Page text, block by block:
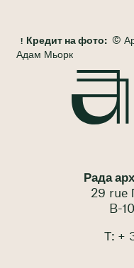
Кредит на фото: ©
Адам Мьорк
Рада
29 rue
B-
Т: +